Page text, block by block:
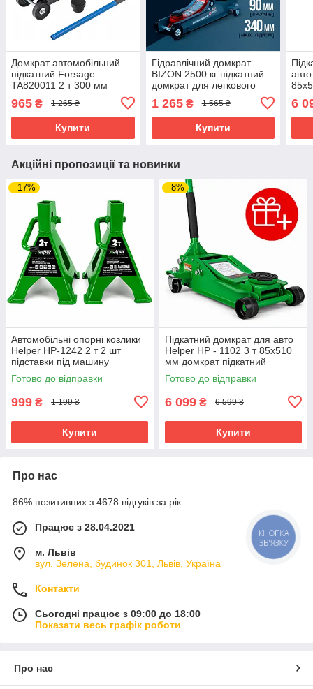
Домкрат автомобільний
підкатний Forsage
TA820011 2 т 300 мм
гідравлічний для легкового
авто
965 ₴ 1 265 ₴
Купити
Гідравлічний домкрат
BIZON 2500 кг підкатний
домкрат для легкового
1 265₴ 1 565 ₴
Купити
6
Акційні пропозиції та новинки
–17%
Автомобільні опорні козлики
Helper HP-1242 2 т 2 шт
підставки під машину
страхувальні
Готово до відправки
999 ₴ 1 199 ₴
Купити
–8%
Підкатний домкрат для авто
Helper HP - 1102 3 т 85x510
мм домкрат підкатний
автомобільний домкрат
підкатний
Готово до відправки
6 099 ₴ 6 599 ₴
Купити
Про нас
86% позитивних з 4678 відгуків за рік
Працює з 28.04.2021
м. Львів
вул. Зелена, будинок 301, Львів, Україна
Контакти
Сьогодні працює з 09:00 до 18:00
Показати весь графік роботи
Про нас
КНОПКА
ЗВ'ЯЗКУ